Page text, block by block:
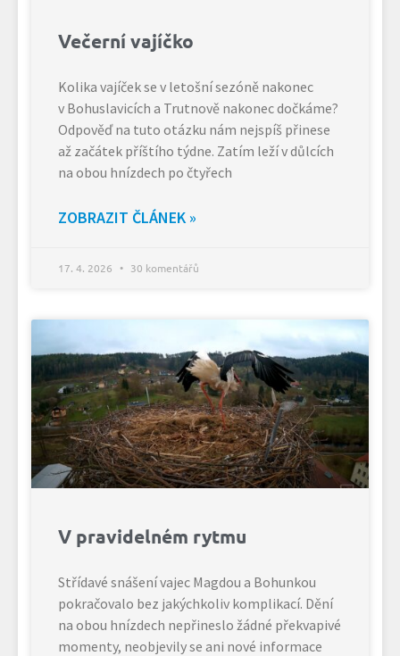
Večerní vajíčko
Kolika vajíček se v letošní sezóně nakonec
v Bohuslavicích a Trutnově nakonec dočkáme?
Odpověď na tuto otázku nám nejspíš přinese
až začátek příštího týdne. Zatím leží v důlcích
na obou hnízdech po čtyřech
ZOBRAZIT ČLÁNEK »
17. 4. 2026 30 komentářů
V pravidelném rytmu
Střídavé snášení vajec Magdou a Bohunkou
pokračovalo bez jakýchkoliv komplikací. Dění
na obou hnízdech nepřineslo žádné překvapivé
momenty, neobjevily se ani nové informace